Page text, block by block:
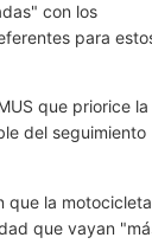
con los
para
que priorice la
del seguimiento
que la motocicleta
que vayan